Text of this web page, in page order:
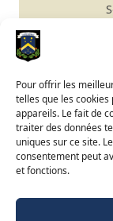
Pour offrir les
telles que les
appareils. Le fait de
traiter des données
uniques sur ce site.
consentement peut
et fonctions.